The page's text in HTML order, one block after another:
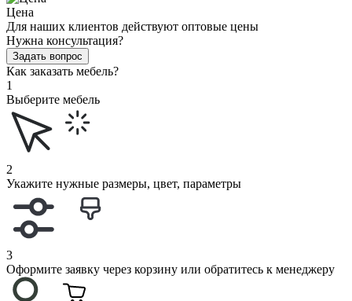
Цена
Для наших клиентов действуют оптовые цены
Нужна консультация?
Задать вопрос
Как заказать мебель?
1
Выберите мебель
2
Укажите нужные размеры, цвет, параметры
3
Оформите заявку через корзину или обратитесь к менеджеру